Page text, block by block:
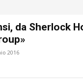
da Sherlock
2016